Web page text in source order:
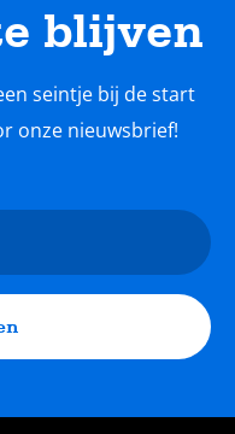
blijven
seintje bij de start
onze nieuwsbrief!